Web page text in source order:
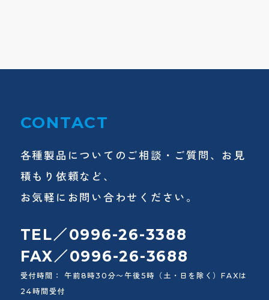
CONTACT
各種製品についてのご相談・ご質問、お見
積もり依頼など、
お気軽にお問い合わせください。
TEL／0996-26-3388
FAX／0996-26-3688
受付時間： 午前8時30分〜午後5時（土・日を除く）FAXは
24時間受付